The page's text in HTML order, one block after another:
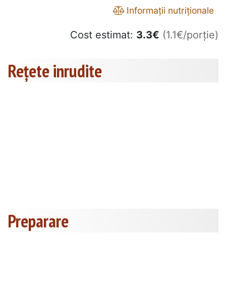
Informații nutriționale
Cost estimat: 3.3€ (1.1€/porție)
Rețete inrudite
Preparare